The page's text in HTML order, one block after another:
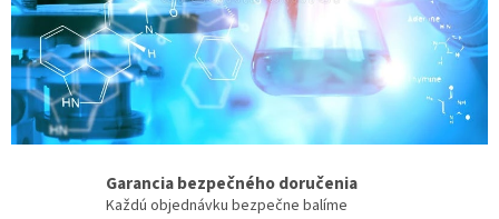
e
r
t
e
s
Garancia bezpečného doručenia
Každú objednávku bezpečne balíme